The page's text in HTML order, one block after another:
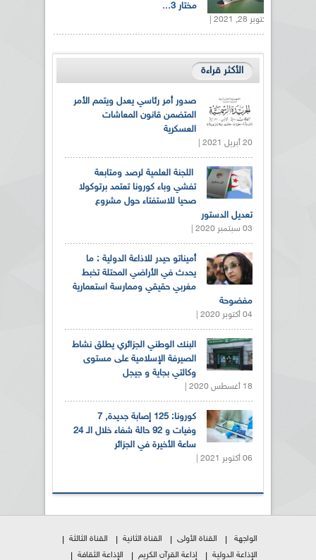
مختار 3...
أكتوبر 28, 2021 |
الأكثر قراءة
صدور أمر رئاسي يعدل ويتمم الأمر
المتضمن قانون المعاشات
العسكرية
20 أبريل 2021 |
اللجنة العلمية لرصد ومتابعة
تفشي وباء كورونا تعتمد برتوكولا
صحيا للاستفتاء حول مشروع
تعديل الدستور
03 سبتمبر 2020 |
أميناتو حيدر للاذاعة الدولية : ما
يحدث في الأراضي المحتلة تخبط
مغربي حقيقي وممارسة استعمارية
مفضوحة
04 أكتوبر 2020 |
البنك الوطني الجزائري يطلق نشاط
الصيرفة الإسلامية على مستوى
وكالتي بجاية و جيجل
18 أغسطس 2020 |
كورونا: 125 إصابة جديدة, 7
وفيات و 92 حالة شفاء خلال الـ 24
ساعة الأخيرة في الجزائر
06 أكتوبر 2021 |
الواجهة القناة الأولى القناة الثانية
القناة الثالثة
الإذاعة الدولية
إذاعة القرآن الكريم الإذاعة الثقافة